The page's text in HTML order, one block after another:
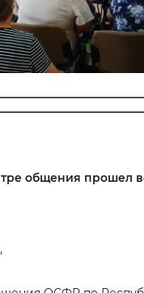
общения прошел